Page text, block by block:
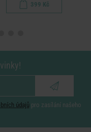
399 Kč
údajů pro zasílání našeho